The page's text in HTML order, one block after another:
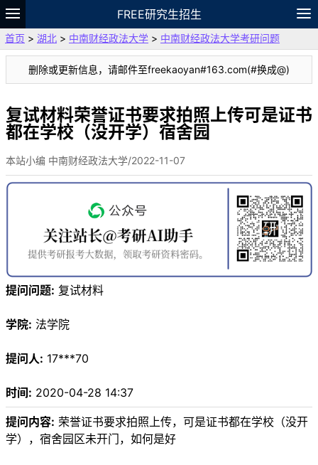
FREE研究生招生
题库
故事 专题 APP 笔记
论坛
VIP
资料
首页 > 湖北 > 中南财经政法大学 > 中南财经政法大学考研问题
删除或更新信息，请邮件至freekaoyan#163.com(#换成@)
复试材料荣誉证书要求拍照上传可是证书
都在学校（没开学）宿舍园
本站小编 中南财经政法大学/2022-11-07
提问问题: 复试材料
学院: 法学院
提问人: 17***70
时间: 2020-04-28 14:37
提问内容: 荣誉证书要求拍照上传，可是证书都在学校（没开
学），宿舍园区未开门，如何是好